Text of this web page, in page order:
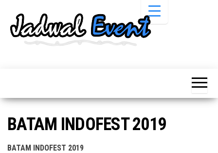
Pameran,
Acara &
Promo
Terbaru
Pameran,
Bazaar,
Workshop,
Lomba dll.
BATAM INDOFEST 2019
BATAM INDOFEST 2019